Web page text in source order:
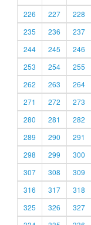
226
227 228
235
236 237
244
245 246
253
254 255
262
263 264
271
272 273
280
281 282
289
290 291
298
299 300
307
308 309
316
317 318
325
326 327